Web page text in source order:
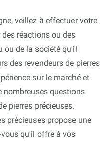
veillez à effectuer votre
des réactions ou des
ou de la société qu'il
des revendeurs de pierres
sur le marché et
nombreuses questions
pierres précieuses.
précieuses propose une
qu'il offre à vos